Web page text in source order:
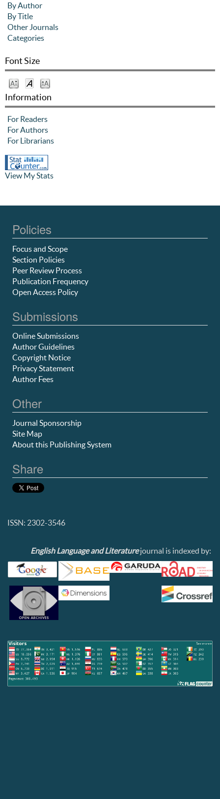
By Author
By Title
Other Journals
Categories
Font Size
Information
For Readers
For Authors
For Librarians
View My Stats
Policies
Focus and Scope
Section Policies
Peer Review Process
Publication Frequency
Open Access Policy
Submissions
Online Submissions
Author Guidelines
Copyright Notice
Privacy Statement
Author Fees
Other
Journal Sponsorship
Site Map
About this Publishing System
Share
ISSN: 2302-3546
English Language and Literaturejournal is indexed by: